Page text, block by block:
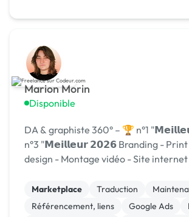
Marion Morin
Disponible
DA & graphiste 360° – 🏆 n°1 "𝗠𝗲𝗶𝗹𝗹𝗲𝘂𝗿
n°3 "𝗠𝗲𝗶𝗹𝗹𝗲𝘂𝗿 𝟮𝟬𝟮𝟲 Branding - Print - Motion
design - Montage vidéo - Site internet
Marketplace Traduction
Référencement, liens
Google Ads